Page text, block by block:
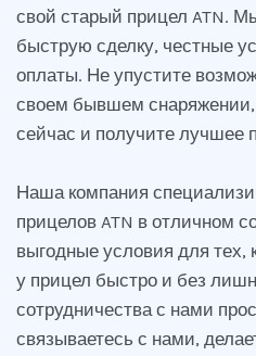
свой старый прицел ATN.
быструю сделку, честные
оплаты. Не упустите
своем бывшем снаряжении,
сейчас и получите лучшее
Наша компания
прицелов ATN в отличном
выгодные условия для тех,
у прицел быстро и без
сотрудничества с нами
связываетесь с нами,